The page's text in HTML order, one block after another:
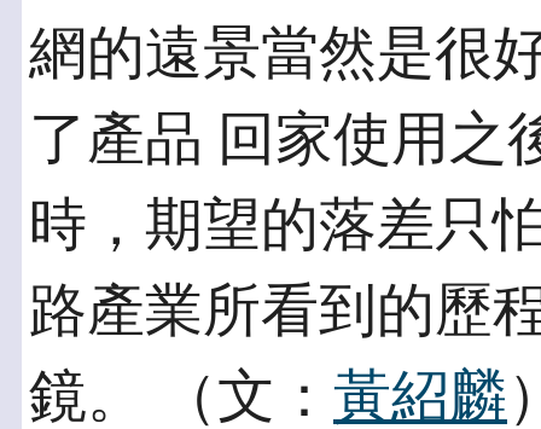
網的遠景當然是很
了產品 回家使用之
時，期望的落差只
路產業所看到的歷
鏡。 （文： 黃紹麟